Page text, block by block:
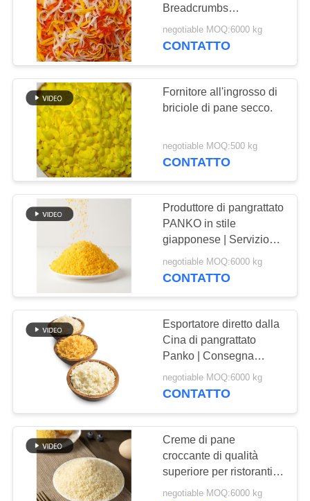
CONTATTACI
NOTIZIE
CASI
CHIEDI UN
PREVENTIVO
MAPPA
NORME
SULLA
PRIVACY
Briciole di pane di
Panko del grano
intero
Alga arrostita Nori
Polvere pura del
Wasabi
Chip secchi della
carota
58
Breadcrumbs
Confezione
personalizzata e
negotiable MOQ:6000 kg
CONTATTO
Fornitore all'ingrosso di
briciole di pane secco.
negotiable MOQ:500 kg
CONTATTO
Produttore di pangrattato
PANKO in stile
giapponese | Servizio
OEM per supermercati e
importatori
negotiable MOQ:6000 kg
CONTATTO
Esportatore diretto dalla
Cina di pangrattato
Panko | Consegna
veloce in tutto il mondo
negotiable MOQ:6000 kg
CONTATTO
Creme di pane
croccante di qualità
superiore per ristoranti e
produttori di alimenti
negotiable MOQ:6000 kg